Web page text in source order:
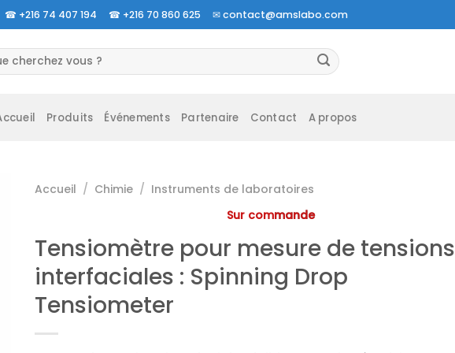
☎ +216 74 407 194 ☎ +216 70 860 625 ✉contact@amslabo.com
Produits Événements Partenaire Contact A propos
Accueil / Chimie / Instruments de laboratoires
Sur commande
Tensiomètre pour mesure de tensions
interfaciales : Spinning Drop
Tensiometer